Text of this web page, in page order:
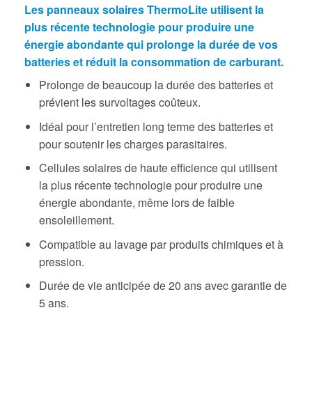
Les panneaux solaires ThermoLite utilisent la
plus récente technologie pour produire une
énergie abondante qui prolonge la durée de vos
batteries et réduit la consommation de carburant.
Prolonge de beaucoup la durée des batteries et
prévient les survoltages coûteux.
Idéal pour l’entretien long terme des batteries et
pour soutenir les charges parasitaires.
Cellules solaires de haute efficience qui utilisent
la plus récente technologie pour produire une
énergie abondante, même lors de faible
ensoleillement.
Compatible au lavage par produits chimiques et à
pression.
Durée de vie anticipée de 20 ans avec garantie de
5 ans.